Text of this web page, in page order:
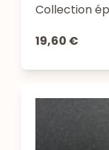
Collection
19,60 €